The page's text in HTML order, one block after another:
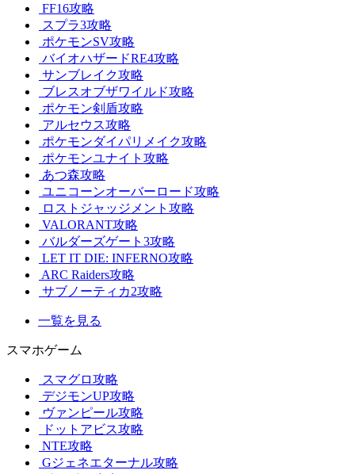
FF16攻略
スプラ3攻略
ポケモンSV攻略
バイオハザードRE4攻略
サンブレイク攻略
ブレスオブザワイルド攻略
ポケモン剣盾攻略
アルセウス攻略
ポケモンダイパリメイク攻略
ポケモンユナイト攻略
あつ森攻略
ユニコーンオーバーロード攻略
ロストジャッジメント攻略
VALORANT攻略
バルダーズゲート3攻略
LET IT DIE: INFERNO攻略
ARC Raiders攻略
サブノーティカ2攻略
一覧を見る
スマホゲーム
スマグロ攻略
デジモンUP攻略
ヴァンピール攻略
ドットアビス攻略
NTE攻略
Gジェネエターナル攻略